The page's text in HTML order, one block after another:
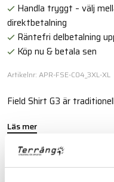
Handla tryggt – välj
direktbetalning
Räntefri delbetalning
Köp nu & betala sen
Artikelnr: APR-FSE-C04_3XL-XL
Field Shirt G3 är
Läs mer